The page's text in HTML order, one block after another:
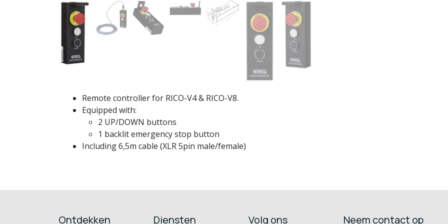
Remote controller for RICO-V4 & RICO-V8.
Equipped with:
2 UP/DOWN buttons
1 backlit emergency stop button
Including 6,5m cable (XLR 5pin male/female)
Ontdekken Diensten Volg ons Neem contact op